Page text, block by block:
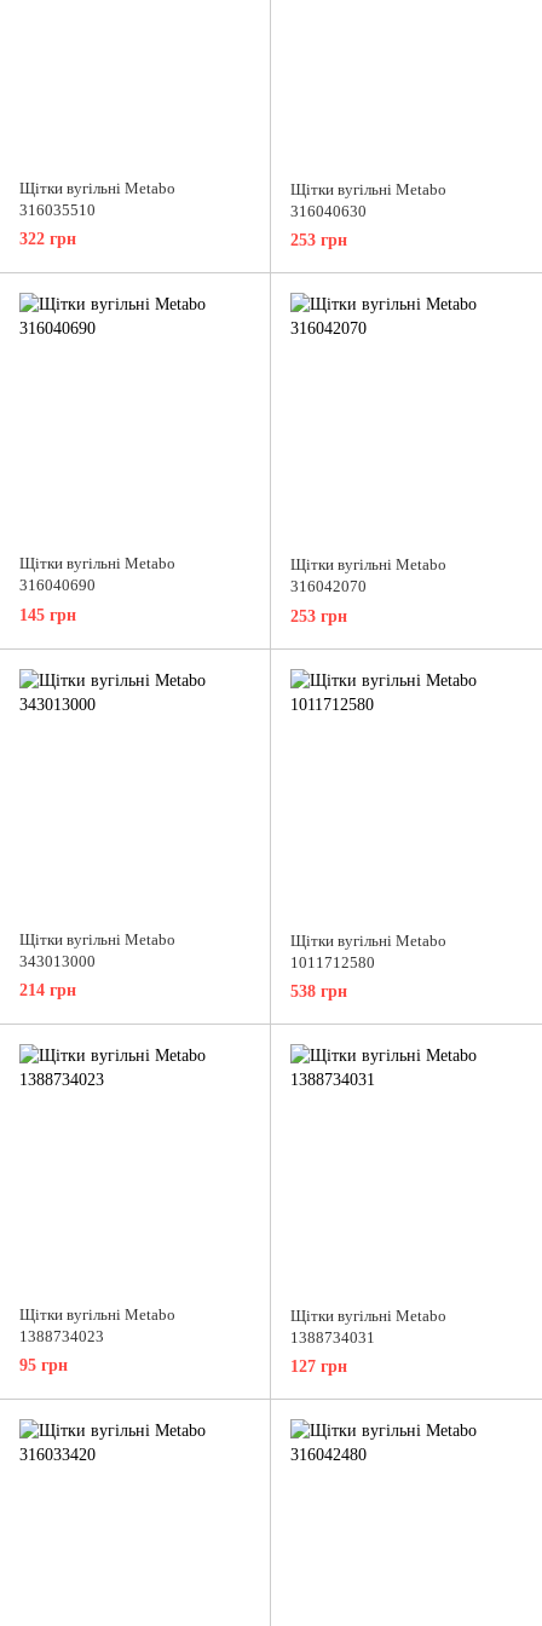
Щітки вугільні Metabo
316035510
322 грн
Щітки вугільні Metabo
316040630
253 грн
Щітки вугільні Metabo
316040690
145 грн
Щітки вугільні Metabo
316042070
253 грн
Щітки вугільні Metabo
343013000
214 грн
Щітки вугільні Metabo
1011712580
538 грн
Щітки вугільні Metabo
1388734023
95 грн
Щітки вугільні Metabo
1388734031
127 грн